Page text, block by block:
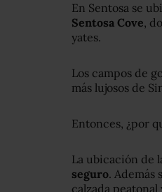
En Sentosa se
Sentosa Cove,
yates.
Los campos de
más lujosos de
Entonces, ¿por
La ubicación de
seguro.
calzada